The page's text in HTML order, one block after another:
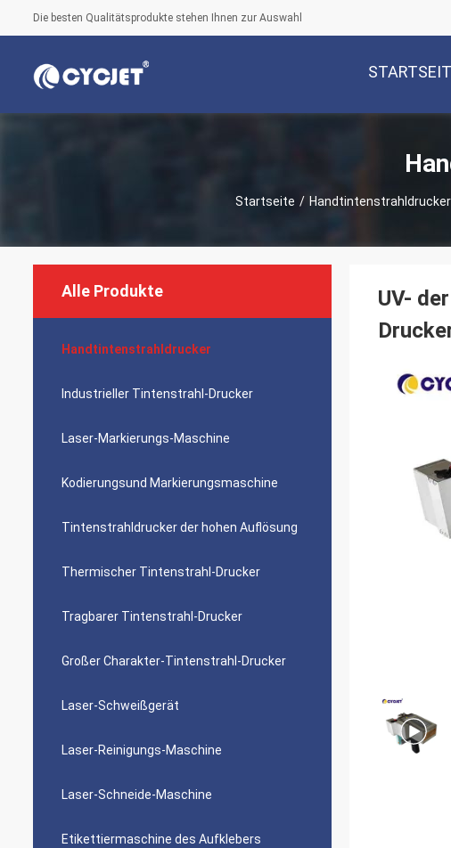
Die besten Qualitätsprodukte stehen Ihnen zur Auswahl
Startseite / Handtintenstrahldrucker
Alle Produkte
Handtintenstrahldrucker
Industrieller Tintenstrahl-Drucker
Laser-Markierungs-Maschine
Kodierungsund Markierungsmaschine
Tintenstrahldrucker der hohen Auflösung
Thermischer Tintenstrahl-Drucker
Tragbarer Tintenstrahl-Drucker
Großer Charakter-Tintenstrahl-Drucker
Laser-Schweißgerät
Laser-Reinigungs-Maschine
Laser-Schneide-Maschine
Etikettiermaschine des Aufklebers
UV-